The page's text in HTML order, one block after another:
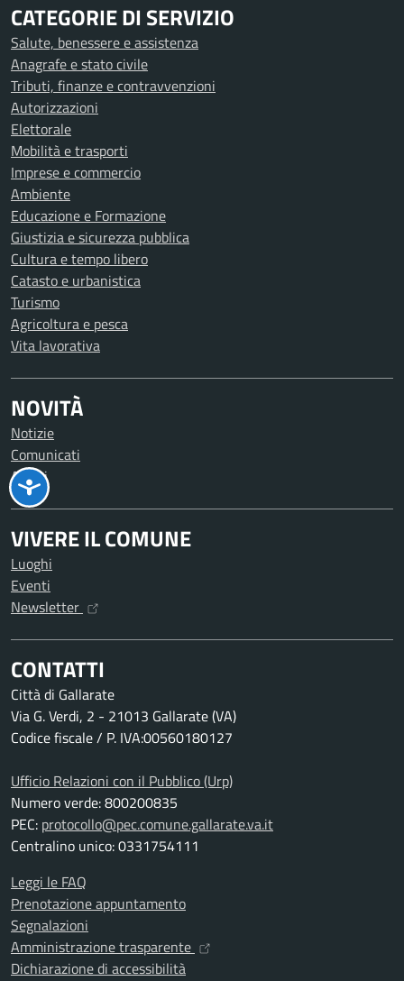
CATEGORIE DI SERVIZIO
Salute, benessere e assistenza
Anagrafe e stato civile
Tributi, finanze e contravvenzioni
Autorizzazioni
Elettorale
Mobilità e trasporti
Imprese e commercio
Ambiente
Educazione e Formazione
Giustizia e sicurezza pubblica
Cultura e tempo libero
Catasto e urbanistica
Turismo
Agricoltura e pesca
Vita lavorativa
NOVITÀ
Notizie
Comunicati
Avvisi
VIVERE IL COMUNE
Luoghi
Eventi
Newsletter
CONTATTI
Città di Gallarate
Via G. Verdi, 2 - 21013 Gallarate (VA)
Codice fiscale / P. IVA:00560180127
Ufficio Relazioni con il Pubblico (Urp)
Numero verde: 800200835
PEC: protocollo@pec.comune.gallarate.va.it
Centralino unico: 0331754111
Leggi le FAQ
Prenotazione appuntamento
Segnalazioni
Amministrazione trasparente
Dichiarazione di accessibilità